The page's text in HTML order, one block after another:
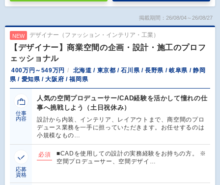
掲載期間：26/08/04～26/08/27
NEW デザイナー（ファッション・インテリア・工業）
【デザイナー】商業空間の企画・設計・施工のプロフ
ェッショナル
400万円～549万円
北海道 / 東京都 / 石川県 / 長野県 / 岐阜県 / 静岡
県 / 愛知県 / 大阪府 / 福岡県
仕事
内容
人気の空間プロデューサー/CAD経験を活かして憧れの仕
事へ挑戦しよう（土日祝休み）
設計から内装、インテリア、レイアウトまで、商空間のプロ
デュース業務を一手に担っていただきます。お任せするのは
小規模なもの…
応募
資格
必須
■CADを使用しての設計の実務経験をお持ちの方。 ※
空間プロデューサー、空間デザイ…